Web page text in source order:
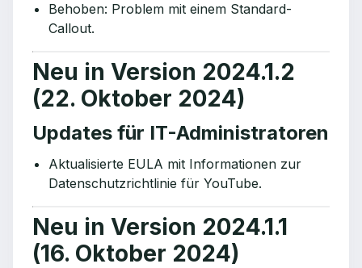
Behoben: Problem mit einem Standard-
Callout.
Neu in Version 2024.1.2
(22. Oktober 2024)
Updates für IT-Administratoren
Aktualisierte EULA mit Informationen zur
Datenschutzrichtlinie für YouTube.
Neu in Version 2024.1.1
(16. Oktober 2024)